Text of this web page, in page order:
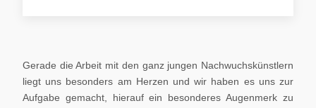
Gerade die Arbeit mit den ganz jungen Nachwuchskünstlern
liegt uns besonders am Herzen und wir haben es uns zur
Aufgabe gemacht, hierauf ein besonderes Augenmerk zu